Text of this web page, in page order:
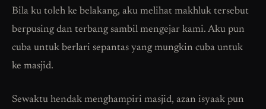
Bila ku toleh ke belakang, aku melihat makhluk tersebut
berpusing dan terbang sambil mengejar kami. Aku pun
cuba untuk berlari sepantas yang mungkin cuba untuk
ke masjid.
Sewaktu hendak menghampiri masjid, azan isyaak pun